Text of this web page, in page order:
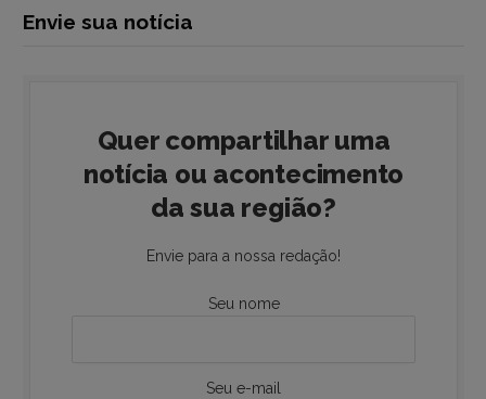
Envie sua notícia
Quer compartilhar uma
notícia ou acontecimento
da sua região?
Envie para a nossa redação!
Seu nome
Seu e-mail